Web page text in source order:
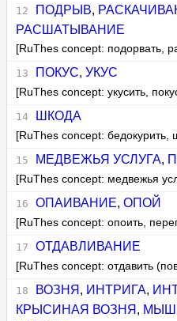
ПОДРЫВ,
РАСШАТЫВАНИЕ
[RuThes concept: подорвать,
ПОКУС, УКУС
[RuThes concept: укусить,
ШКОДА
[RuThes concept: бедокурить,
МЕДВЕЖЬЯ УСЛУГА,
[RuThes concept: медвежья
ОПАИВАНИЕ, ОПОЙ
[RuThes concept: опоить,
ОТДАВЛИВАНИЕ
[RuThes concept: отдавить
ВОЗНЯ , ИНТРИГА,
КРЫСИНАЯ ВОЗНЯ ,